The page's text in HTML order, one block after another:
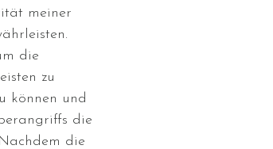
meiner
die
zu
können und
die
die